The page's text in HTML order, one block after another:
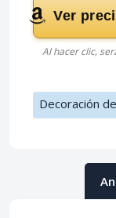
Ver
Al hacer clic,
Decoración